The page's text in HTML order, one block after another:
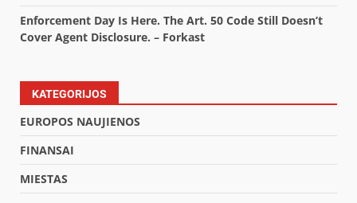
Enforcement Day Is Here. The Art. 50 Code Still Doesn’t
Cover Agent Disclosure. – Forkast
KATEGORIJOS
EUROPOS NAUJIENOS
FINANSAI
MIESTAS